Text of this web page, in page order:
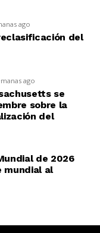
ago
del
ago
se
sobre la
del
de 2026
mundial al